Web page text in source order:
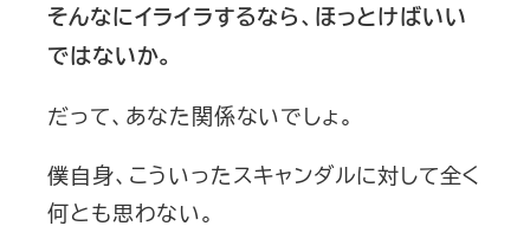
そんなにイライラするなら、ほっとけばいい
ではないか。
だって、あなた関係ないでしょ。
僕自身、こういったスキャンダルに対して全く
何とも思わない。